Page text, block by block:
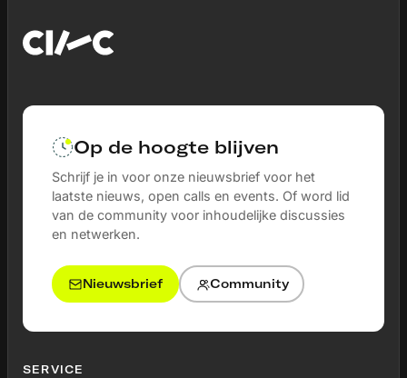
Op de hoogte blijven
Schrijf je in voor onze nieuwsbrief voor het
laatste nieuws, open calls en events. Of word lid
van de community voor inhoudelijke discussies
en netwerken.
Nieuwsbrief Community
SERVICE